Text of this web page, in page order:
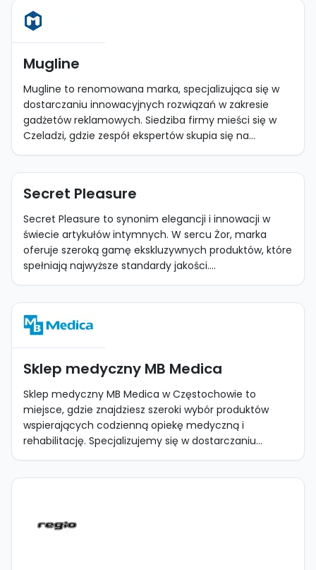
Mugline
Mugline to renomowana marka, specjalizująca się w
dostarczaniu innowacyjnych rozwiązań w zakresie
gadżetów reklamowych. Siedziba firmy mieści się w
Czeladzi, gdzie zespół ekspertów skupia się na...
Secret Pleasure
Secret Pleasure to synonim elegancji i innowacji w
świecie artykułów intymnych. W sercu Żor, marka
oferuje szeroką gamę ekskluzywnych produktów, które
spełniają najwyższe standardy jakości....
Sklep medyczny MB Medica
Sklep medyczny MB Medica w Częstochowie to
miejsce, gdzie znajdziesz szeroki wybór produktów
wspierających codzienną opiekę medyczną i
rehabilitację. Specjalizujemy się w dostarczaniu...